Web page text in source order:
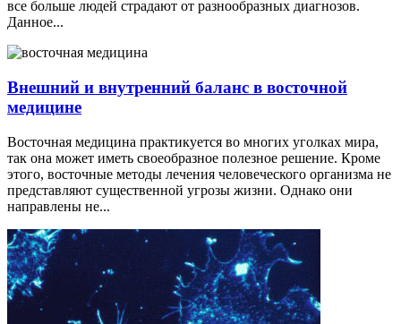
все больше людей страдают от разнообразных диагнозов.
Данное...
Внешний и внутренний баланс в восточной
медицине
Восточная медицина практикуется во многих уголках мира,
так она может иметь своеобразное полезное решение. Кроме
этого, восточные методы лечения человеческого организма не
представляют существенной угрозы жизни. Однако они
направлены не...